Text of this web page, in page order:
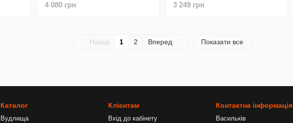
4 080 грн
3 249 грн
Назад 1 2 Вперед Показати все
Каталог
Вудлища
Клієнтам
Вхід до кабінету
Контактна інформація
Васильків